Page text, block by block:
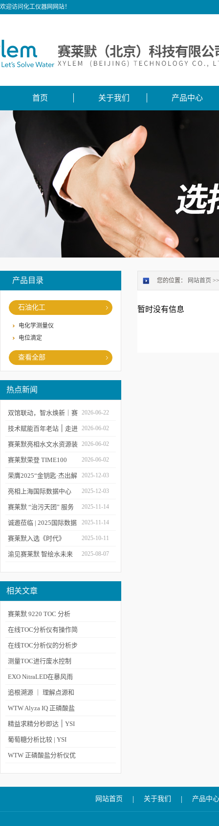
欢迎访问化工仪器网网站！
首页 关于我们 产品中心
产品目录
石油化工
电化学测量仪
电位滴定
查看全部
热点新闻
双馆联动，智水焕新｜赛
莱默精彩亮相2026上海世
环会
2026-06-22
技术赋能百年老站 ׀ 走进
都江堰：从千年治水智慧
到现代水文监测
2026-06-02
赛莱默亮相水文水资源装
备展 | 以数字化和智能化
技术赋能水文现代化建设
2026-06-02
赛莱默荣登 TIME100
2026 全球百强影响力企
业榜单
2026-06-02
荣膺2025“金钥匙·杰出解
决方案”！赛莱默青少年
水教育行动，浇灌可持续
发展未来
2025-12-03
亮相上海国际数据中心
展！赛莱默助力AI时代数
智未来
2025-12-03
赛莱默 “治污天团” 服务
亚洲污水处理厂
2025-11-14
诚邀莅临 | 2025国际数据
中心展
2025-11-14
赛莱默入选《时代》
“2025全球最佳公司”榜单
2025-10-11
渝见赛莱默 智绘水未来 2025-08-07
相关文章
赛莱默 9220 TOC 分析
仪：一体化配置，轻松实
现多场景在线监测
在线TOC分析仪有操作简
单、数据可靠的过程控制
在线TOC分析仪的分析步
骤及主要的应用行业
测量TOC进行废水控制
EXO NitraLED在暴风雨
中的表现如何？
追根溯源 ｜ 理解点源和
非点源污染
WTW Alyza IQ 正磷酸盐
在线分析仪在污水厂高效
沉淀池的应用
精益求精分秒即达 ׀ YSI
生化分析仪
葡萄糖分析比较 | YSI
2900C生化分析仪与2300
WTW 正磷酸盐分析仪优
您的位置： 网站首页
暂时没有信息
网站首页 | 关于我们 | 产品中心